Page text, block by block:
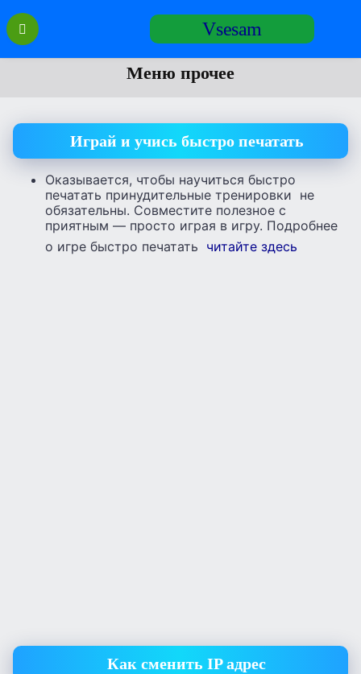
Перейти
Vsesam
Меню прочее
Играй и учись быстро печатать
Оказывается, чтобы научиться быстро
печатать принудительные тренировки не
обязательны. Совместите полезное с
приятным — просто играя в игру. Подробнее
о игре быстро печатать читайте здесь
Как сменить IP адрес